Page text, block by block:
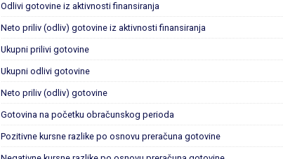
Odlivi gotovine iz aktivnosti finansiranja
Neto priliv (odliv) gotovine iz aktivnosti finansiranja
Ukupni prilivi gotovine
Ukupni odlivi gotovine
Neto priliv (odliv) gotovine
Gotovina na početku obračunskog perioda
Pozitivne kursne razlike po osnovu preračuna gotovine